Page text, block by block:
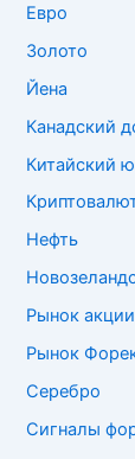
Евро
Золото
Йена
Канадский
Китайский
Нефть
Рынок акции
Рынок
Серебро
Сигналы